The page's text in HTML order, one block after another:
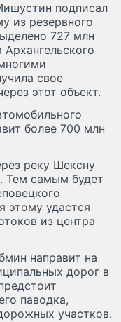
подписал
из резервного
727 млн
свое
этот объект.
более 700 млн
реку Шексну
Тем самым будет
этому удастся
из центра
направит на
дорог в
паводка,
участков.